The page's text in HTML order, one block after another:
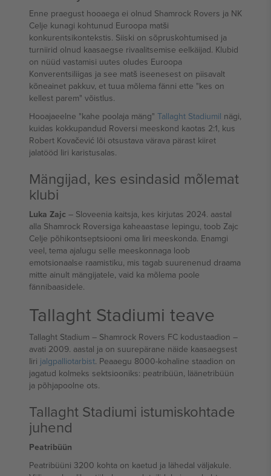
Enne praegust hooaega ei olnud Shamrock Rovers ja NK
Celje kunagi kohtunud Euroopa matši
konkurentsikontekstis. Siiski on sõpruskohtumised ja
turniirid olnud kaasaegse rivaalitsemise eelkäijad. Klubid
on nüüd vastamisi uutes oludes Euroopa
Konverentsiliigas ja see matš iseenesest on piisavalt
kõneainet pakkuv, et tuua mõlema fänni ette "kes on
kellest parem" võistlus.
Hooajaeelne "kahe poolaja mäng" Tallaght Stadiumil nägi,
kuidas kokkupandud Roversi meeskond kaotas 2:1, kus
Robert Kovačević lõi otsustava värava pärast kiiret
jalatööd Iiri karistusalas.
Mängijad, kes esindasid mõlemat
klubi
Luka Zajc – Sloveenia kaitsja, kes kirjutas 2024. aastal
alla Shamrock Roversiga kaheaastase lepingu, toob Zajc
Celje põhikontseptsiooni oma Iiri meeskonda. Enamgi
veel, tema ajalugu selle meeskonnaga loob
emotsionaalse raamistiku, mis tagab suurenenud draama
mitte ainult mängijatele, vaid ka mõlema poole
fännibaasidele.
Tallaght Stadiumi teave
Tallaght Stadium – Shamrock Rovers FC kodustaadion –
avati 2009. aastal ja on suurepärane näide kaasaegsest
Iiri jalgpalliotarbist. Peaaegu 8000-kohaline staadion on
jagatud kolmeks sektsiooniks: peatribüün, läänetribüün
ja põhjapoolne ots.
Tallaght Stadiumi istumiskohtade
juhend
Peatribüün
Peatribüüni 3200 kohta on kaetud ja lähedal väljakule.